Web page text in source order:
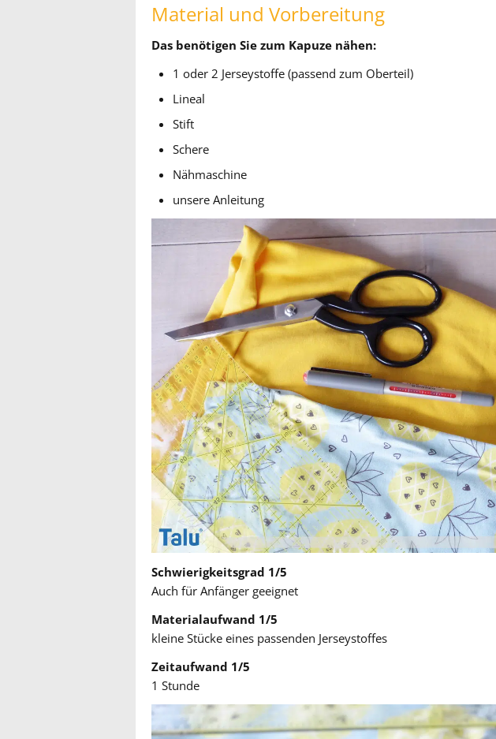
Material und Vorbereitung
Das benötigen Sie zum Kapuze nähen:
1 oder 2 Jerseystoffe (passend zum Oberteil)
Lineal
Stift
Schere
Nähmaschine
unsere Anleitung
Schwierigkeitsgrad 1/5
Auch für Anfänger geeignet
Materialaufwand 1/5
kleine Stücke eines passenden Jerseystoffes
Zeitaufwand 1/5
1 Stunde